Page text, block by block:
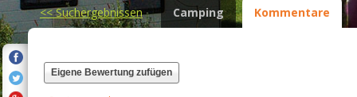
<<Suchergebnissen Camping Kommentare
Eigene Bewertung zufügen